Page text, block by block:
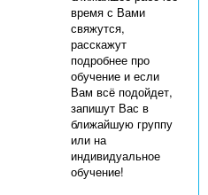
время с Вами
свяжутся,
расскажут
подробнее про
обучение и если
Вам всё подойдет,
запишут Вас в
ближайшую группу
или на
индивидуальное
обучение!